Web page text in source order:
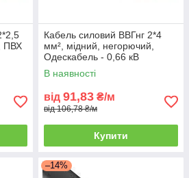
ПВХ
Кабель силовий ВВГнг 2*4
мм², мідний, негорючий,
Одескабель - 0,66 кВ
В наявності
від 91,83 ₴/м
від 106,78 ₴/м
Купити
–14%